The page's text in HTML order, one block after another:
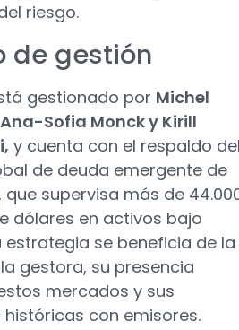
riesgo.
de gestión
gestionado por Michel
Sofia Monck y Kirill
y cuenta con el respaldo
de deuda emergente de
que supervisa más de
dólares en activos bajo
estrategia se beneficia de la
gestora, su presencia
mercados y sus
históricas con emisores.